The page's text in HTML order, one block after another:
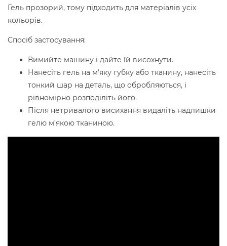
Гель прозорий, тому підходить для матеріалів усіх
кольорів.
Спосіб застосування:
Вимийте машину і дайте їй висохнути.
Нанесіть гель на м’яку губку або тканину, нанесіть
тонкий шар на деталь, що обробляються, і
рівномірно розподіліть його.
Після нетривалого висихання видаліть надлишки
гелю м’якою тканиною.